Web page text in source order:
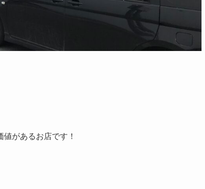
があるお店です！